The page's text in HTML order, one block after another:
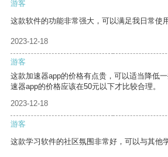
游客
这款软件的功能非常强大，可以满足我日常使
2023-12-18
游客
这款加速器app的价格有点贵，可以适当降低
速器app的价格应该在50元以下才比较合理。
2023-12-18
游客
这款学习软件的社区氛围非常好，可以与其他